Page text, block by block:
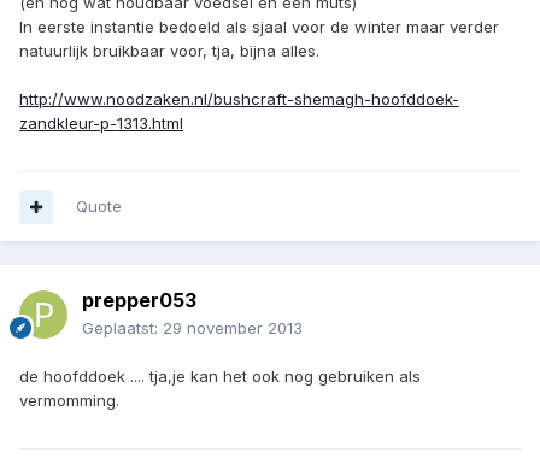
In eerste instantie bedoeld als sjaal voor de winter maar verder
natuurlijk bruikbaar voor, tja, bijna alles.
http://www.noodzaken.nl/bushcraft-shemagh-hoofddoek-
zandkleur-p-1313.html
Quote
prepper053
Geplaatst: 29 november 2013
de hoofddoek .... tja,je kan het ook nog gebruiken als
vermomming.